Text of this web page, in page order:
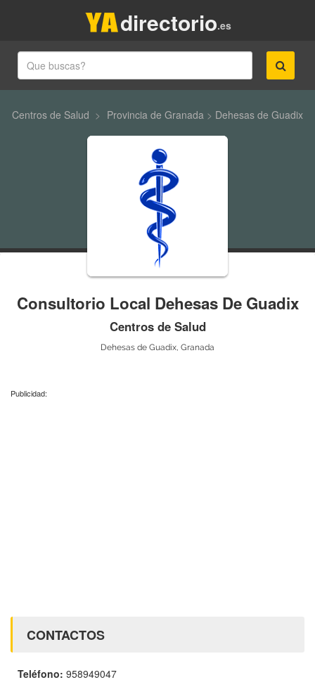
.es
directorio
Centros de Salud > Provincia de Granada > Dehesas de Guadix
Consultorio Local Dehesas De Guadix
Centros de Salud
Dehesas de Guadix, Granada
Publicidad:
CONTACTOS
Teléfono: 958949047